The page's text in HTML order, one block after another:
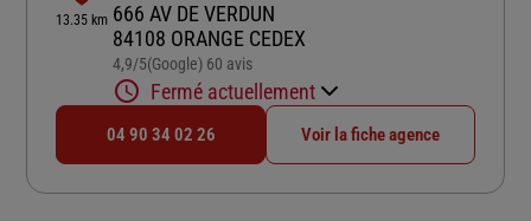
13.35 km 666 AV DE VERDUN
84108 ORANGE CEDEX
4,9/5Note de 4.9 sur 5
(Google) 60 avis
Fermé actuellement
04 90 34 02 26 Voir la fiche agence